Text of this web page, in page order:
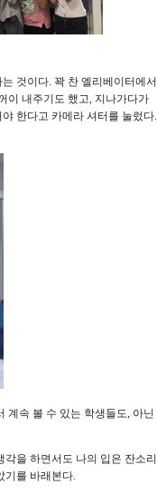
는 것이다. 꽉 찬 엘리베이터에서
이 내주기도 했고, 지나가다가
한다고 카메라 셔터를 눌렀다.
계속 볼 수 있는 학생들도, 아닌
각을 하면서도 나의 입은 잔소리
기를 바래본다.